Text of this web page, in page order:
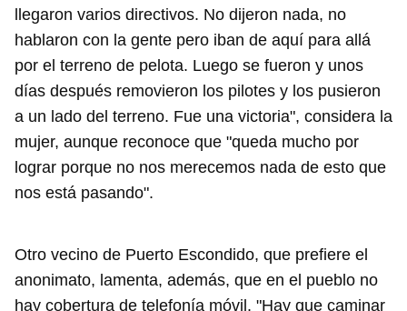
Guardar como favorito
Para poder guardar como favorito, primero has de
iniciar sesión con tu cuenta de 14ymedio.
INICIAR SESIÓN CANCELAR
llegaron varios directivos. No dijeron nada, no
hablaron con la gente pero iban de aquí para allá
por el terreno de pelota. Luego se fueron y unos
días después removieron los pilotes y los pusieron
a un lado del terreno. Fue una victoria", considera la
mujer, aunque reconoce que "queda mucho por
lograr porque no nos merecemos nada de esto que
nos está pasando".
Otro vecino de Puerto Escondido, que prefiere el
anonimato, lamenta, además, que en el pueblo no
hay cobertura de telefonía móvil. "Hay que caminar